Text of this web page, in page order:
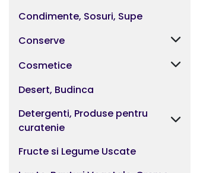
Condimente, Sosuri, Supe
Conserve
Cosmetice
Desert, Budinca
Detergenti, Produse pentru
curatenie
Fructe si Legume Uscate